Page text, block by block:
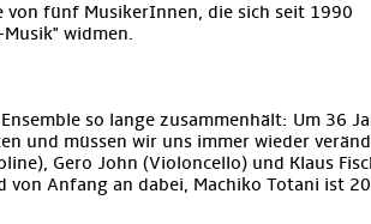
von fünf MusikerInnen, die sich seit 1990
widmen.
so lange zusammenhält: Um 36
und müssen wir uns immer wieder
Gero John (Violoncello) und Klaus
von Anfang an dabei, Machiko Totani ist